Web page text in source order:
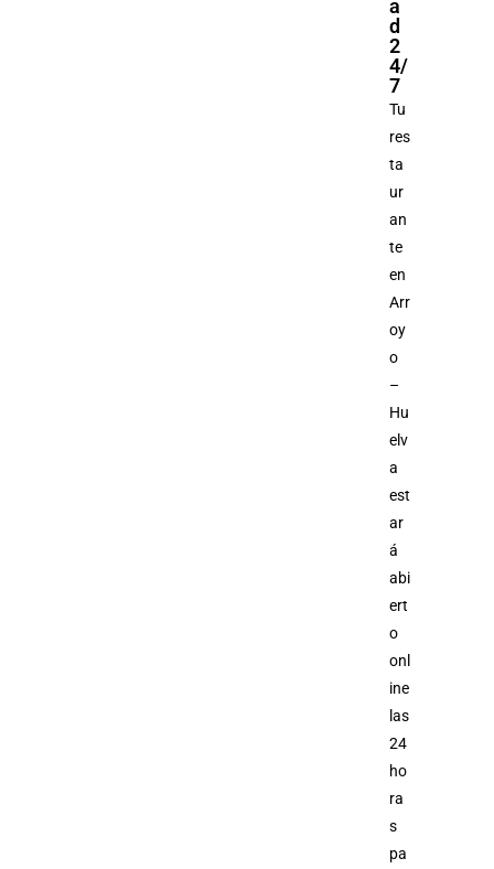
a
d
2
4/
7
Tu
res
ta
ur
an
te
en
Arr
oy
o
–
Hu
elv
a
est
ar
á
abi
ert
o
onl
ine
las
24
ho
ra
s
pa